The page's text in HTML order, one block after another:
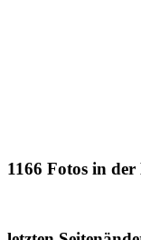
1166 Fotos in